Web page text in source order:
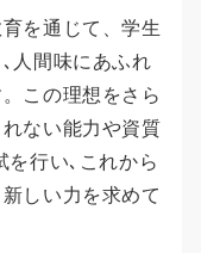
を通じて、学生
人間味にあふれ
この理想をさら
ない能力や資質
を行い､これから
しい力を求めて